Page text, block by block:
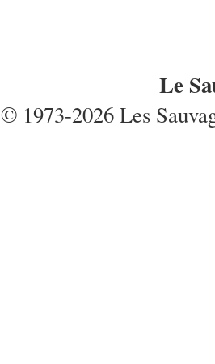
Le
© 1973-2026 Les